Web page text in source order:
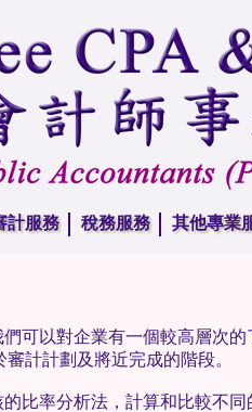
計服務 稅務服務 其他專業
可以對企業有一個較高層次的
計計劃及將近完成的階段。
比率分析法，計算和比較不同